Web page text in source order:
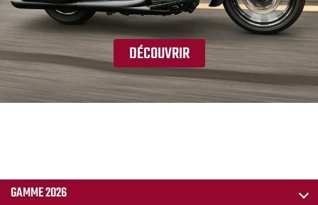
DÉCOUVRIR
GAMME 2026